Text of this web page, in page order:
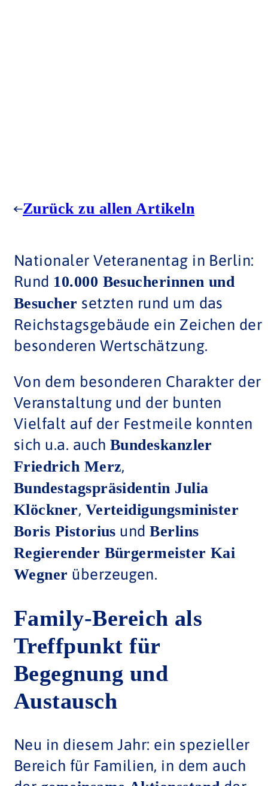
Zurück zu allen Artikeln
Nationaler Veteranentag in Berlin:
Rund 10.000 Besucherinnen und
Besucher setzten rund um das
Reichstagsgebäude ein Zeichen der
besonderen Wertschätzung.
Von dem besonderen Charakter der
Veranstaltung und der bunten
Vielfalt auf der Festmeile konnten
sich u.a. auch Bundeskanzler
Friedrich Merz,
Bundestagspräsidentin Julia
Klöckner, Verteidigungsminister
Boris Pistorius undBerlins
Regierender Bürgermeister Kai
Wegner überzeugen.
Family-Bereich als
Treffpunkt für
Begegnung und
Austausch
Neu in diesem Jahr: ein spezieller
Bereich für Familien, in dem auch